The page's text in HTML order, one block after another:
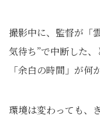
撮影中に、監督が「
気待ち”で中断した
「余白の時間」が何
環境は変わっても、